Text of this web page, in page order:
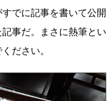
でに記事を書いて公開
事だ。まさに熱筆とい
ださい。